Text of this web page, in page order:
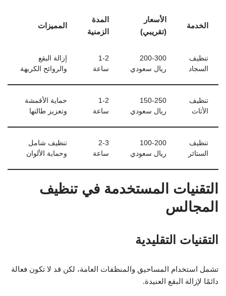
الخدمة
الأسعار
(تقريبي)
المدة
الزمنية
المميزات
تنظيف
السجاد
200-300
ريال سعودي
1-2
ساعة
إزالة البقع
والروائح الكريهة
تنظيف
الأثاث
150-250
ريال سعودي
1-2
ساعة
حماية الأقمشة
وتعزيز طالتها
تنظيف
الستائر
100-200
ريال سعودي
2-3
ساعة
تنظيف شامل
وحماية الألوان
التقنيات المستخدمة في تنظيف
المجالس
التقنيات التقليدية
تشمل استخدام المساحيق والمنظفات العامة، لكن قد لا تكون فعالة
دائمًا لإزالة البقع العنيدة.